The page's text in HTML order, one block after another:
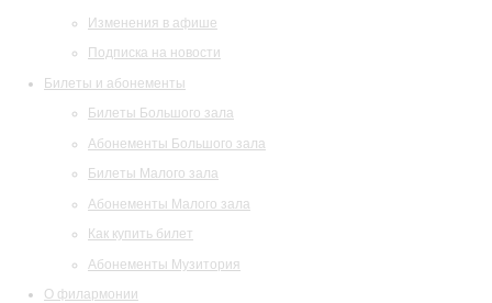
Изменения в афише
Подписка на новости
Билеты и абонементы
Билеты Большого зала
Абонементы Большого зала
Билеты Малого зала
Абонементы Малого зала
Как купить билет
Абонементы Музитория
О филармонии